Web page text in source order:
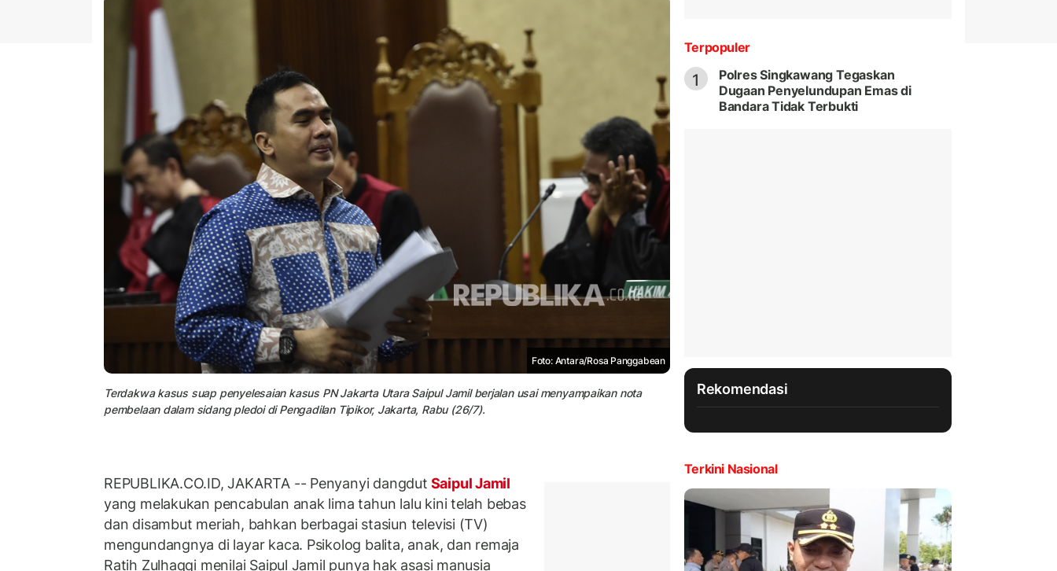
Foto: Antara/Rosa Panggabean
Terdakwa kasus suap penyelesaian kasus PN Jakarta Utara Saipul Jamil berjalan usai menyampaikan nota
pembelaan dalam sidang pledoi di Pengadilan Tipikor, Jakarta, Rabu (26/7).
REPUBLIKA.CO.ID, JAKARTA -- Penyanyi dangdut Saipul Jamil
yang melakukan pencabulan anak lima tahun lalu kini telah bebas
dan disambut meriah, bahkan berbagai stasiun televisi (TV)
mengundangnya di layar kaca. Psikolog balita, anak, dan remaja
Ratih Zulhaqqi menilai Saipul Jamil punya hak asasi manusia
Terpopuler
1
Polres Singkawang Tegaskan
Dugaan Penyelundupan Emas di
Bandara Tidak Terbukti
Rekomendasi
Terkini Nasional